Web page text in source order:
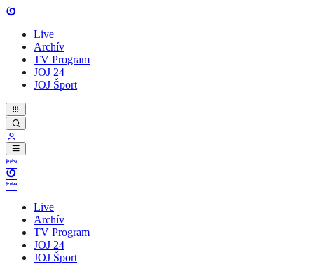
Live
Archív
TV Program
JOJ 24
JOJ Šport
Live
Archív
TV Program
JOJ 24
JOJ Šport